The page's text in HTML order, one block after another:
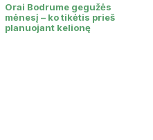
Orai Bodrume gegužės
mėnesį – ko tikėtis prieš
planuojant kelionę